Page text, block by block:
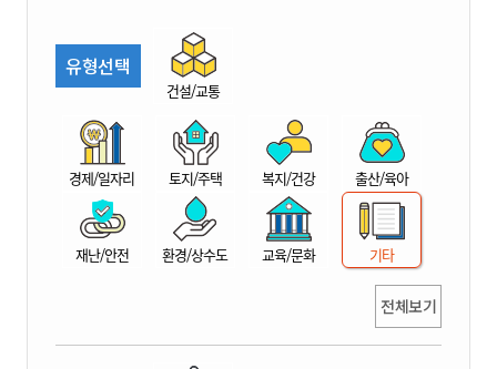
시
산
유형선택
건설/교통
경제/일자리 토지/주택 복지/건강 출산/육아
재난/안전 환경/상수도 교육/문화 기타
전체보기